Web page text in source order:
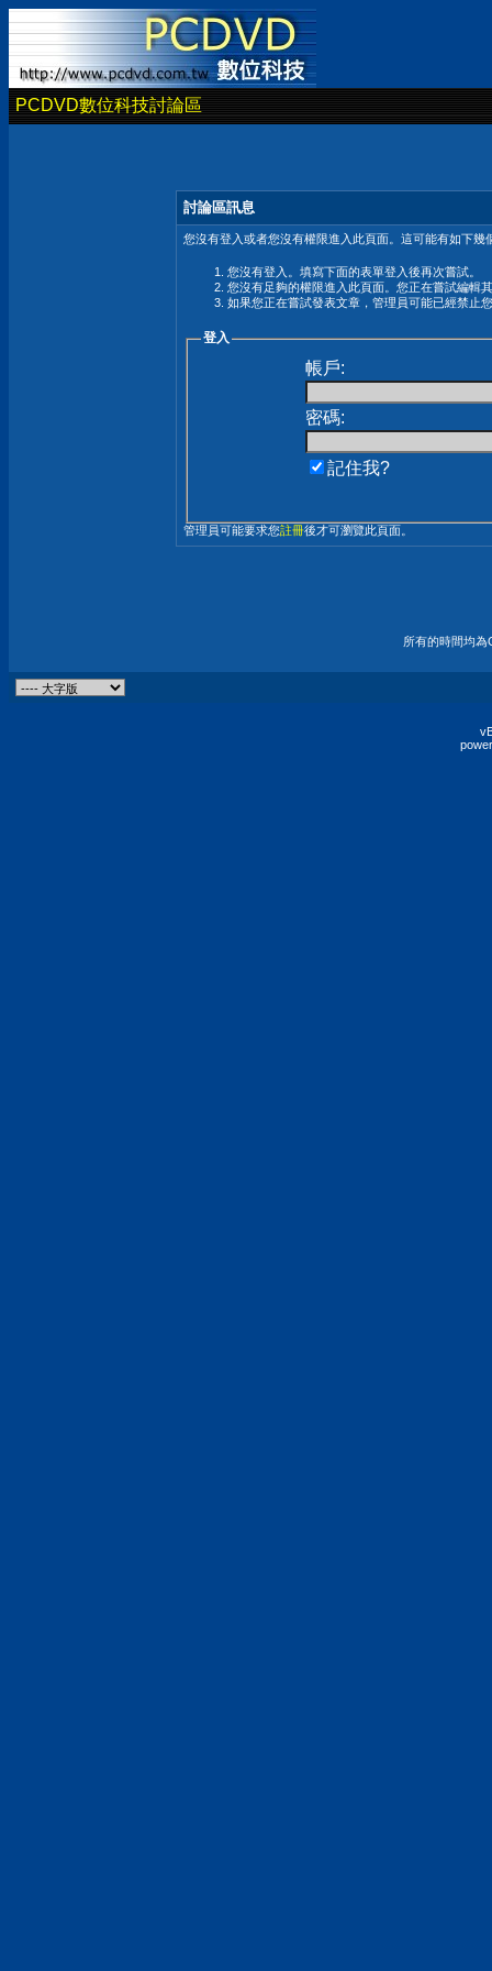
PCDVD數位科技討論區
討論區訊息
您沒有登入或者您沒有權限進入此頁面。這可能有如下幾
您沒有登入。填寫下面的表單登入後再次嘗試。
您沒有足夠的權限進入此頁面。您正在嘗試編輯
如果您正在嘗試發表文章，管理員可能已經禁止
登入
帳戶:
密碼:
記住我?
管理員可能要求您註冊後才可瀏覽此頁面。
所有的時間均為